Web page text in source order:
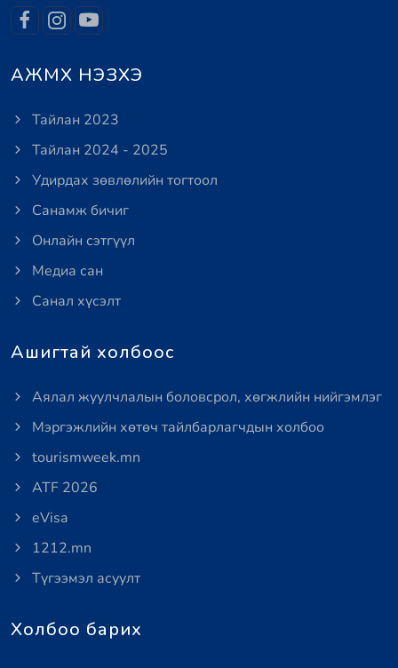
АЖМХ НЭЗХЭ
Тайлан 2023
Тайлан 2024 - 2025
Удирдах зөвлөлийн тогтоол
Санамж бичиг
Онлайн сэтгүүл
Медиа сан
Санал хүсэлт
Ашигтай холбоос
Аялал жуулчлалын боловсрол, хөгжлийн нийгэмлэг
Мэргэжлийн хөтөч тайлбарлагчдын холбоо
tourismweek.mn
ATF 2026
eVisa
1212.mn
Түгээмэл асуулт
Холбоо барих